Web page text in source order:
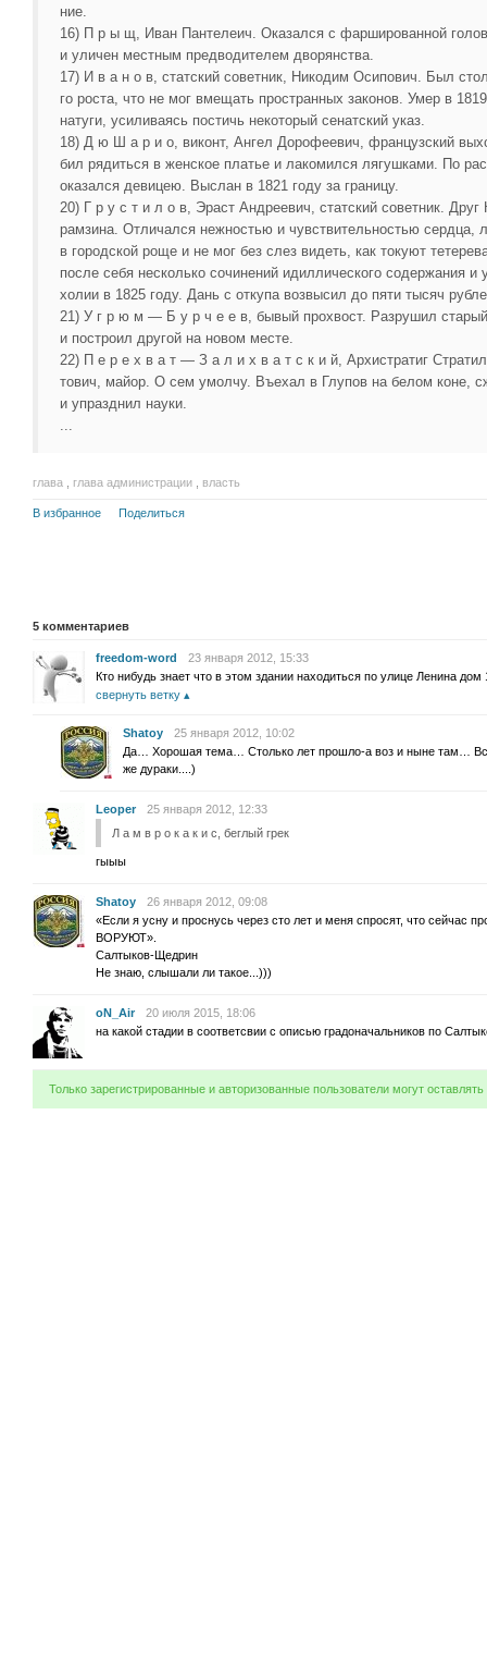
ние.
16) П р ы щ, Иван Пантелеич. Оказался с фаршированной
и уличен местным предводителем дворянства.
17) И в а н о в, статский советник, Никодим Осипович. Был
го роста, что не мог вмещать пространных законов. Умер в
натуги, усиливаясь постичь некоторый сенатский указ.
18) Д ю Ш а р и о, виконт, Ангел Дорофеевич, французский
бил рядиться в женское платье и лакомился лягушками. По
оказался девицею. Выслан в 1821 году за границу.
20) Г р у с т и л о в, Эраст Андреевич, статский советник. Друг
рамзина. Отличался нежностью и чувствительностью сердца,
в городской роще и не мог без слез видеть, как токуют
после себя несколько сочинений идиллического содержания и
холии в 1825 году. Дань с откупа возвысил до пяти тысяч
21) У г р ю м — Б у р ч е е в, бывый прохвост. Разрушил
и построил другой на новом месте.
22) П е р е х в а т — З а л и х в а т с к и й, Архистратиг
тович, майор. О сем умолчу. Въехал в Глупов на белом коне,
и упразднил науки.
...
глава глава администрации власть
В избранное Поделиться
5 комментариев
freedom-word
23 января 2012, 15:33
Кто нибудь знает что в этом здании находиться по улице Ленина дом
свернуть ветку
Shatoy
25 января 2012, 10:02
Да… Хорошая тема… Столько лет прошло-а воз и ныне там…
же дураки....)
Leoper
25 января 2012, 12:33
Л а м в р о к а к и с, беглый грек
гыыы
Shatoy
26 января 2012, 09:08
«Если я усну и проснусь через сто лет и меня спросят, что сейчас
ВОРУЮТ».
Салтыков-Щедрин
Не знаю, слышали ли такое...)))
oN_Air
20 июля 2015, 18:06
на какой стадии в соответсвии с описью градоначальников по
Только зарегистрированные и авторизованные пользователи могут